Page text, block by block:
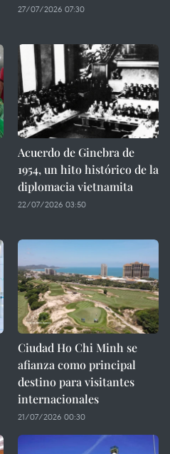
27/07/2026 07:30
Acuerdo de Ginebra de
1954, un hito histórico de la
diplomacia vietnamita
22/07/2026 03:50
Ciudad Ho Chi Minh se
afianza como principal
destino para visitantes
internacionales
21/07/2026 00:30